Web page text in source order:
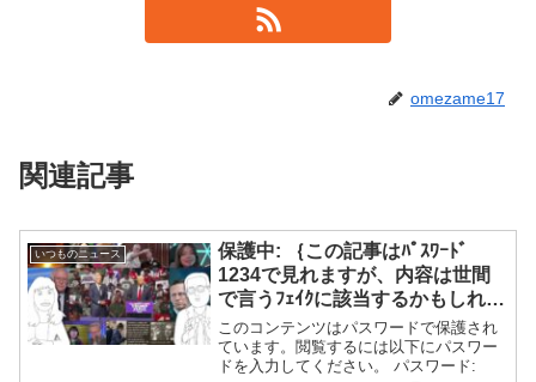
omezame17
関連記事
いつものニュース
保護中: ｛この記事はﾊﾟｽﾜｰﾄﾞ
1234で見れますが、内容は世間
で言うﾌｪｲｸに該当するかもしれま
せん予め告知しました｝【8/24】
イスラエルは友人ではない／ソ連
を読み間違える国は今も自分の位
このコンテンツはパスワードで保護され
ています。閲覧するには以下にパスワー
ドを入力してください。 パスワード: